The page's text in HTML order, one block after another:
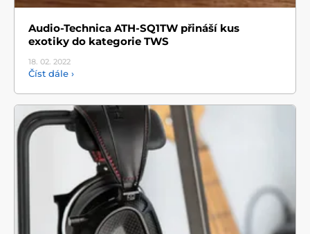
Audio-Technica ATH-SQ1TW přináší kus
exotiky do kategorie TWS
18. 02. 2022
Číst dále ›